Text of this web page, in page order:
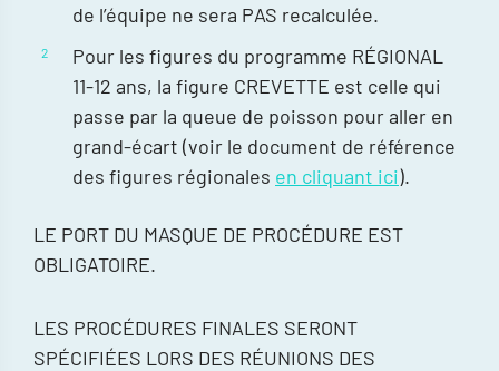
de l’équipe ne sera PAS recalculée.
Pour les figures du programme RÉGIONAL
11-12 ans, la figure CREVETTE est celle qui
passe par la queue de poisson pour aller en
grand-écart (voir le document de référence
des figures régionales en cliquant ici).
LE PORT DU MASQUE DE PROCÉDURE EST
OBLIGATOIRE.
LES PROCÉDURES FINALES SERONT
SPÉCIFIÉES LORS DES RÉUNIONS DES